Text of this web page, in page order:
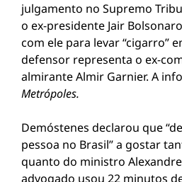
julgamento no Supremo
o ex-presidente Jair
com ele para levar “cigarro”
defensor representa o ex-
almirante Almir Garnier. A
Metrópoles.
Demóstenes declarou que
pessoa no Brasil” a gostar
quanto do ministro
advogado usou 22 minutos